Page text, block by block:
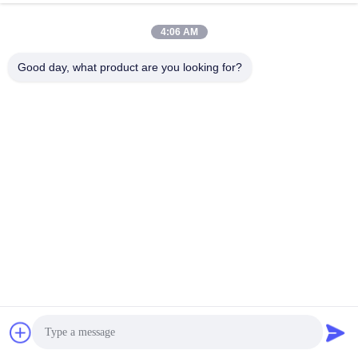
4:06 AM
Good day, what product are you looking for?